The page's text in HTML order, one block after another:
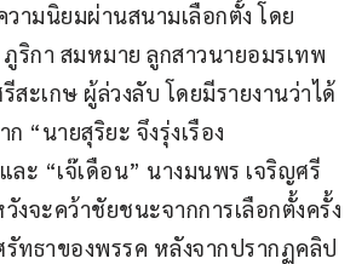
ามนิยมผ่านสนามเลือกตั้ง โดย
ริกา สมหมาย ลูกสาวนายอมรเทพ
ะเกษ ผู้ล่วงลับ โดยมีรายงานว่าได้
“นายสุริยะ จึงรุ่งเรือง
ละ “เจ๊เดือน” นางมนพร เจริญศรี
งจะคว้าชัยชนะจากการเลือกตั้งครั้ง
รัทธาของพรรค หลังจากปรากฏคลิป